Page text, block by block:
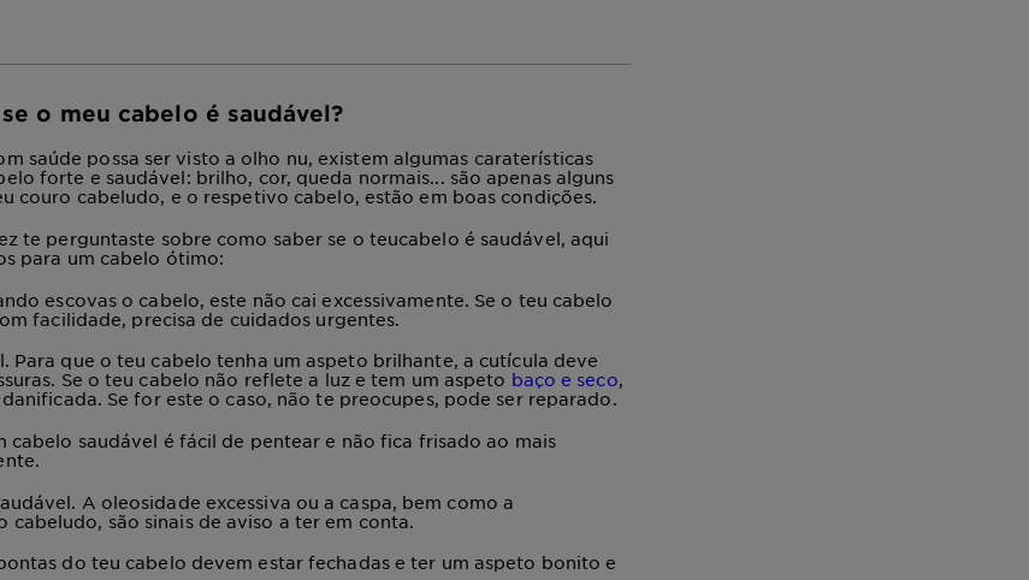
o meu cabelo é saudável?
saúde possa ser visto a olho nu, existem algumas caraterísticas
forte e saudável: brilho, cor, queda normais... são apenas alguns
couro cabeludo, e o respetivo cabelo, estão em boas condições.
te perguntaste sobre como saber se o teucabelo é saudável, aqui
para um cabelo ótimo:
escovas o cabelo, este não cai excessivamente. Se o teu cabelo
facilidade, precisa de cuidados urgentes.
. Para que o teu cabelo tenha um aspeto brilhante, a cutícula deve
Se o teu cabelo não reflete a luz e tem um aspeto baço e seco,
Se for este o caso, não te preocupes, pode ser reparado.
cabelo saudável é fácil de pentear e não fica frisado ao mais
. A oleosidade excessiva ou a caspa, bem como a
cabeludo, são sinais de aviso a ter em conta.
do teu cabelo devem estar fechadas e ter um aspeto bonito e